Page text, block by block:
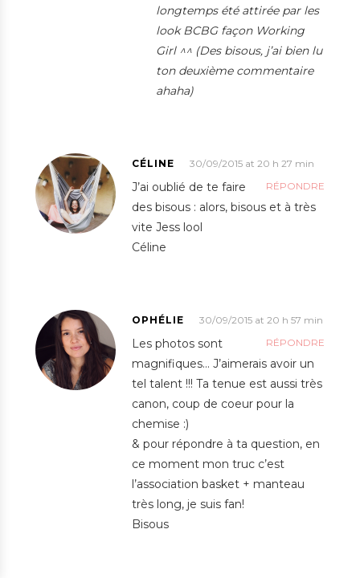
longtemps été attirée par les
look BCBG façon Working
Girl ^^ (Des bisous, j’ai bien lu
ton deuxième commentaire
ahaha)
CÉLINE
30/09/2015 at 20 h 27 min
RÉPONDRE
J’ai oublié de te faire
des bisous : alors, bisous et à très
vite Jess lool
Céline
OPHÉLIE
30/09/2015 at 20 h 57 min
RÉPONDRE
Les photos sont
magnifiques… J’aimerais avoir un
tel talent !!! Ta tenue est aussi très
canon, coup de coeur pour la
chemise :)
& pour répondre à ta question, en
ce moment mon truc c’est
l’association basket + manteau
très long, je suis fan!
Bisous